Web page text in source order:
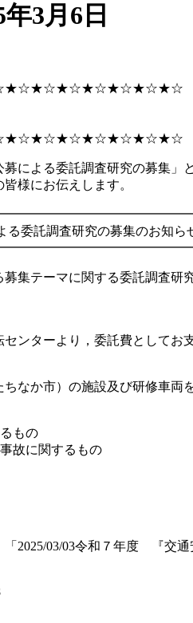
3月6日
による委託調査研究の募集
様にお伝えします。
る委託調査研究の募集のお知ら
集テーマに関する委託調査
ンターより，委託費としてお
なか市）の施設及び研修車両
もの
故に関するもの
2025/03/03令和７年度 『交